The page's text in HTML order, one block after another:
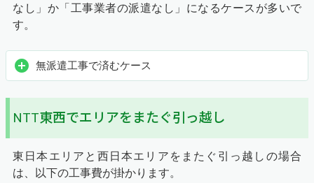
なし」か「工事業者の派遣なし」になるケースが多いで
す。
無派遣工事で済むケース
NTT東西でエリアをまたぐ引っ越し
東日本エリアと西日本エリアをまたぐ引っ越しの場合
は、以下の工事費が掛かります。